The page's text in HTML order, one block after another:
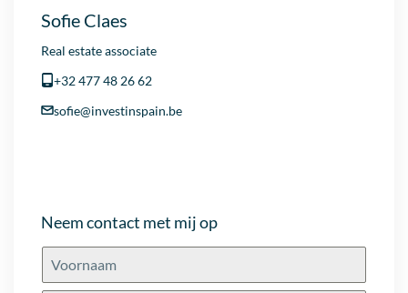
Sofie Claes
Real estate associate
+32 477 48 26 62
sofie@investinspain.be
Neem contact met mij op